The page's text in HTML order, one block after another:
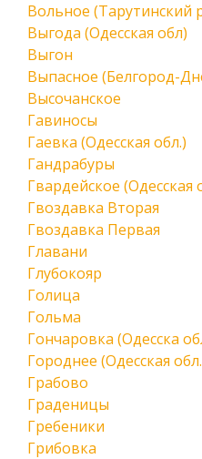
Вольное (Тарутинский
Выгода (Одесская обл)
Выгон
Выпасное (Белгород-
Высочанское
Гавиносы
Гаевка (Одесская обл.)
Гандрабуры
Гвардейское (Одесская
Гвоздавка Вторая
Гвоздавка Первая
Главани
Глубокояр
Голица
Гольма
Гончаровка (Одесска
Городнее (Одесская
Грабово
Граденицы
Гребеники
Грибовка